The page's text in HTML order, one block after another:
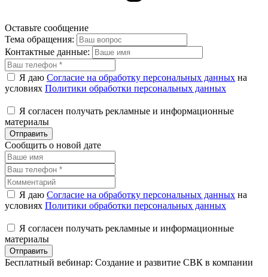
Оставьте сообщение
Тема обращения:
Контактные данные:
Я даю Согласие на обработку персональных данных на
условиях Политики обработки персональных данных
Я согласен получать рекламные и информационные
материалы
Отправить
Сообщить о новой дате
Я даю Согласие на обработку персональных данных на
условиях Политики обработки персональных данных
Я согласен получать рекламные и информационные
материалы
Отправить
Бесплатный вебинар: Создание и развитие СВК в компании